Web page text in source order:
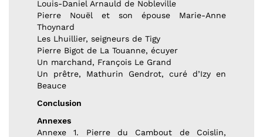
Louis-Daniel Arnauld de Nobleville
Pierre Nouël et son épouse Marie-Anne
Thoynard
Les Lhuillier, seigneurs de Tigy
Pierre Bigot de La Touanne, écuyer
Un marchand, François Le Grand
Un prêtre, Mathurin Gendrot, curé d’Izy en
Beauce
Conclusion
Annexes
Annexe 1. Pierre du Cambout de Coislin,